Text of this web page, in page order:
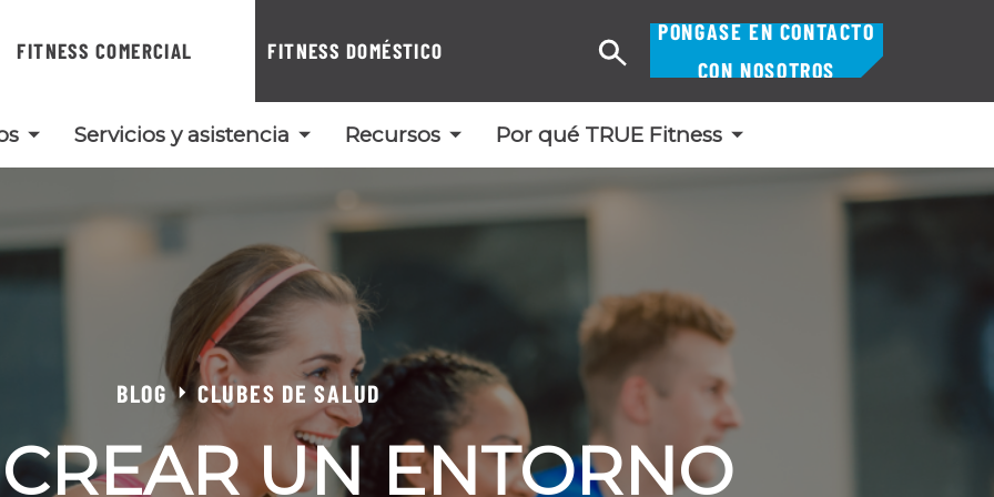
FITNESS COMERCIAL FITNESS DOMÉSTICO
Servicios y asistencia Recursos Por qué TRUE Fitness
PÓNGASE EN CONTACTO
CON NOSOTROS
Buscar
BLOG CLUBES DE SALUD
UN ENTORNO